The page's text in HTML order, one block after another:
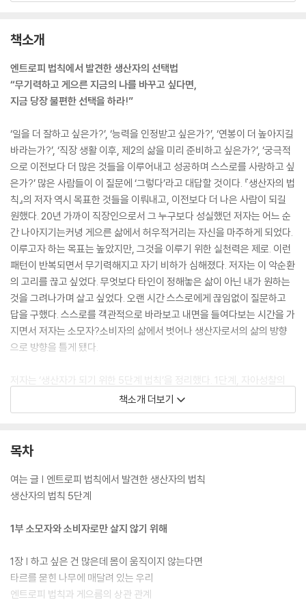
책소개
엔트로피 법칙에서 발견한 생산자의 선택법
“무기력하고 게으른 지금의 나를 바꾸고 싶다면,
지금 당장 불편한 선택을 하라!”
‘일을 더 잘하고 싶은가?’, ‘능력을 인정받고 싶은가?’, ‘연봉이 더 높아지길
바라는가?’, ‘직장 생활 이후, 제2의 삶을 미리 준비하고 싶은가?’, ‘궁극적
으로 이전보다 더 많은 것들을 이루어내고 성공하며 스스로를 사랑하고 싶
은가?’ 많은 사람들이 이 질문에 ‘그렇다’라고 대답할 것이다. 『생산자의 법
칙』의 저자 역시 목표한 것들을 이뤄내고, 이전보다 더 나은 사람이 되길
원했다. 20년 가까이 직장인으로서 그 누구보다 성실했던 저자는 어느 순
간 나아지기는커녕 게으른 삶에서 허우적거리는 자신을 마주하게 되었다.
이루고자 하는 목표는 높았지만, 그것을 이루기 위한 실천력은 제로. 이런
패턴이 반복되면서 무기력해지고 자기 비하가 심해졌다. 저자는 이 악순환
의 고리를 끊고 싶었다. 무엇보다 타인이 정해놓은 삶이 아닌 내가 원하는
것을 그려나가며 살고 싶었다. 오랜 시간 스스로에게 끊임없이 질문하고
답을 구했다. 스스로를 객관적으로 바라보고 내면을 들여다보는 시간을 가
지면서 저자는 소모자?소비자의 삶에서 벗어나 생산자로서의 삶의 방향
으로 방향을 틀게 됐다.
저자는 ‘생산자가 되기 위한 5단계 법칙’을 정리했다. 1단계, 자아성찰의
시간이다. 소모자 vs. 소비자 vs. 생산자 중 당신이 어떤 삶의 자세를 가지
고 있는지를 파악한다. 2단계, 생산자가 되기로 결심했다면 그동안 늘 해
을 통해 변화 에너지를 생성한다. 3단계, 생산자의 필수요소인 목적과 방
적을 분명하게 한다. 4단계, 그동안 자신을 방해했던 다섯 가지 키워드(시
간, 열정, 욕구, 감정, 자아)에 대한 관점을 변화시켜 나를 돕는 조력자로
제 목표를 이루는 데 효과적이었던 문장 ? 시뮬레이션 메모법, 페르소나
시간 관리법 등을 구체적으로 공개한다. 저자는 ‘생산자의 법칙 5단계’를
실천하면서 직장인으로서의 본업을 이어 나감과 동시에 아홉 권의 책을 출
책소개 더보기
목차
여는 글 | 엔트로피 법칙에서 발견한 생산자의 법칙
생산자의 법칙 5단계
1부 소모자와 소비자로만 살지 않기 위해
1장 | 하고 싶은 건 많은데 몸이 움직이지 않는다면
타르를 묻힌 나무에 매달려 있는 우리
엔트로피 법칙과 게으름의 상관 관계